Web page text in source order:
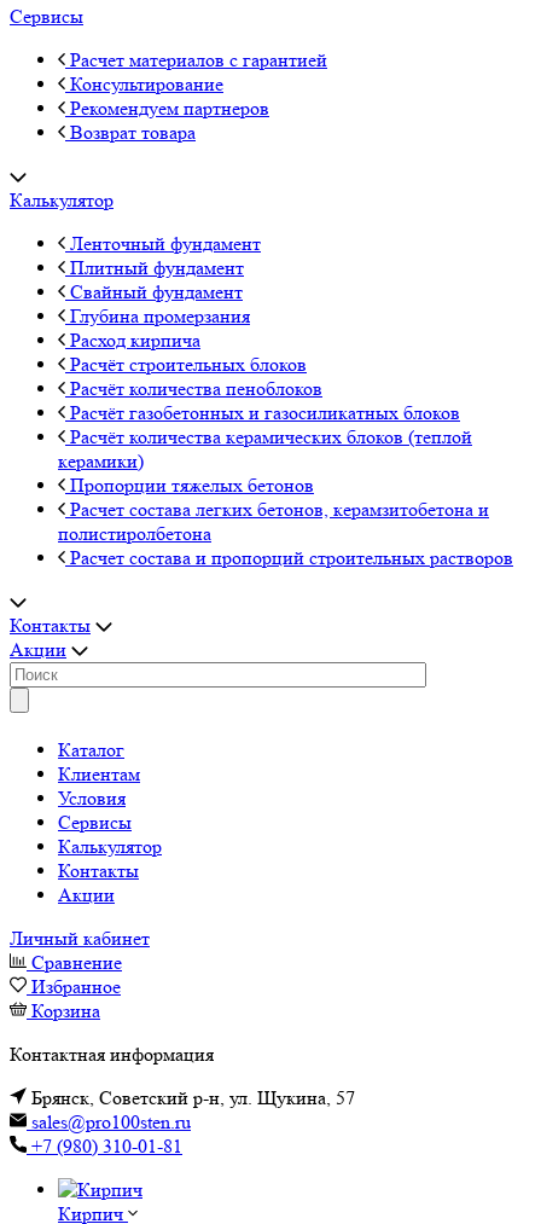
Сервисы
Расчет материалов с гарантией
Консультирование
Рекомендуем партнеров
Возврат товара
Калькулятор
Ленточный фундамент
Плитный фундамент
Свайный фундамент
Глубина промерзания
Расход кирпича
Расчёт строительных блоков
Расчёт количества пеноблоков
Расчёт газобетонных и газосиликатных блоков
Расчёт количества керамических блоков (теплой
керамики)
Пропорции тяжелых бетонов
Расчет состава легких бетонов, керамзитобетона и
полистиролбетона
Расчет состава и пропорций строительных растворов
Контакты
Акции
Каталог
Клиентам
Условия
Сервисы
Калькулятор
Контакты
Акции
Личный кабинет
Сравнение
Избранное
Корзина
Контактная информация
Брянск, Советский р-н, ул. Щукина, 57
sales@pro100sten.ru
+7 (980) 310-01-81
Кирпич